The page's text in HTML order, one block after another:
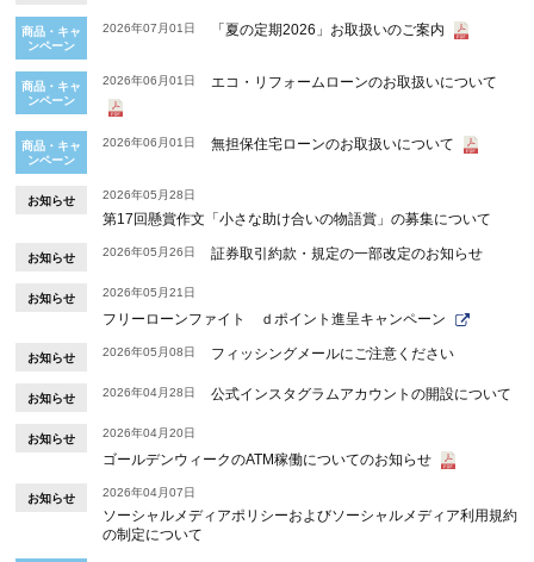
商品・キャ
ンペーン
2026年07月01日 「夏の定期2026」お取扱いのご案内
商品・キャ
ンペーン
2026年06月01日 エコ・リフォームローンのお取扱いについて
商品・キャ
ンペーン
2026年06月01日 無担保住宅ローンのお取扱いについて
お知らせ 2026年05月28日
第17回懸賞作文「小さな助け合いの物語賞」の募集について
お知らせ 2026年05月26日 証券取引約款・規定の一部改定のお知らせ
お知らせ 2026年05月21日
フリーローンファイト ｄポイント進呈キャンペーン
お知らせ 2026年05月08日 フィッシングメールにご注意ください
お知らせ 2026年04月28日 公式インスタグラムアカウントの開設について
お知らせ 2026年04月20日
ゴールデンウィークのATM稼働についてのお知らせ
お知らせ 2026年04月07日
ソーシャルメディアポリシーおよびソーシャルメディア利用規約
の制定について